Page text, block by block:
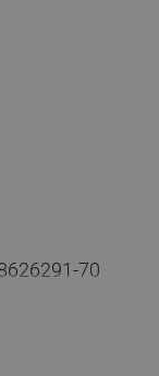
70